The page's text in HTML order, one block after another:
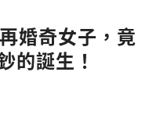
婚奇女子，竟
的誕生！